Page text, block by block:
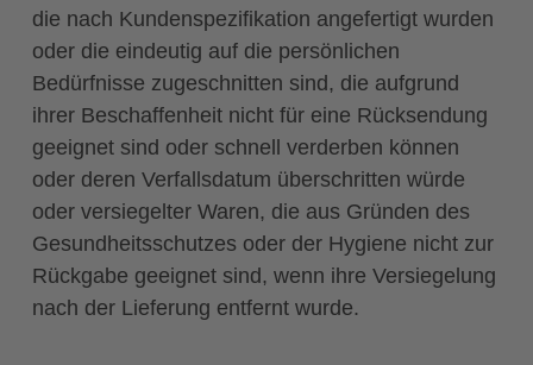
die nach Kundenspezifikation angefertigt wurden
oder die eindeutig auf die persönlichen
Bedürfnisse zugeschnitten sind, die aufgrund
ihrer Beschaffenheit nicht für eine Rücksendung
geeignet sind oder schnell verderben können
oder deren Verfallsdatum überschritten würde
oder versiegelter Waren, die aus Gründen des
Gesundheitsschutzes oder der Hygiene nicht zur
Rückgabe geeignet sind, wenn ihre Versiegelung
nach der Lieferung entfernt wurde.